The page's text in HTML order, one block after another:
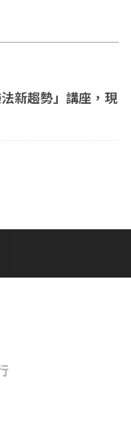
新趨勢」講座，現